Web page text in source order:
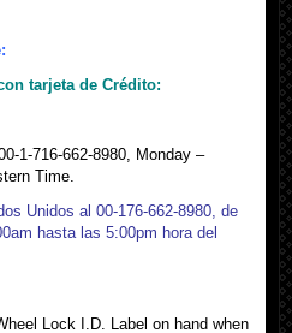
tarjeta de Crédito:
1-716-662-8980, Monday –
Time.
Unidos al 00-176-662-8980, de
hasta las 5:00pm hora del
Lock I.D. Label on hand when